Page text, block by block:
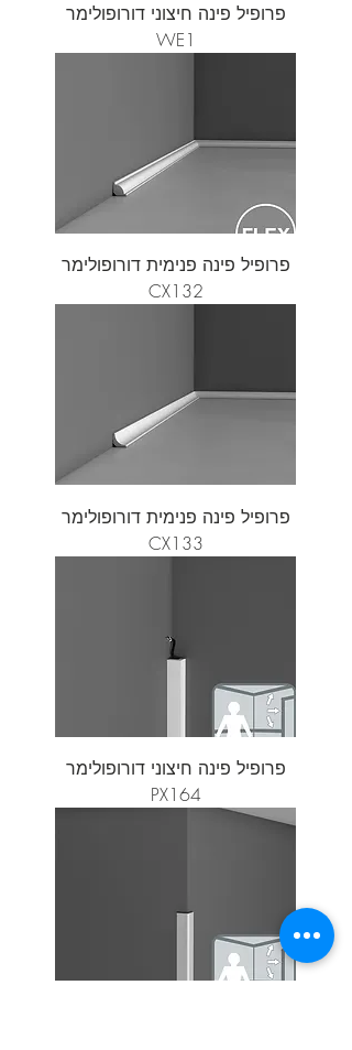
פרופיל פינה חיצוני דורופולימר
WE1
פרופיל פינה פנימית דורופולימר
CX132
פרופיל פינה פנימית דורופולימר
CX133
פרופיל פינה חיצוני דורופולימר
PX164